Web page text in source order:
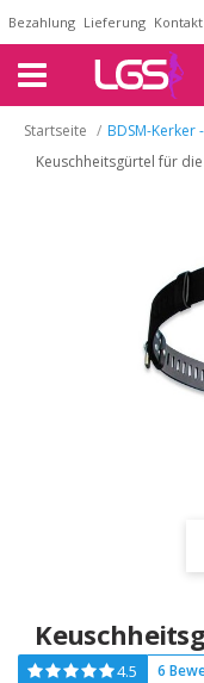
Bezahlung Lieferung Kontakt
Startseite / BDSM-Kerker
Keuschheitsgürtel für
4.5
6